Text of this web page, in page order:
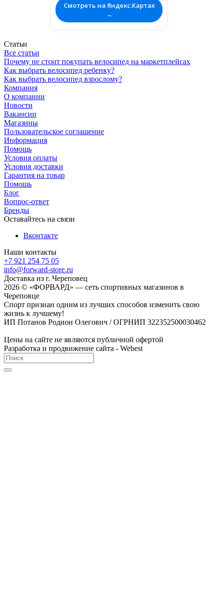
Смотреть на Яндекс.Картах
→
Статьи
Все статьи
Почему не стоит покупать велосипед на маркетплейсах
Как выбрать велосипед ребенку?
Как выбрать велосипед взрослому?
Компания
О компании
Новости
Вакансии
Магазины
Пользовательское соглашение
Информация
Помощь
Условия оплаты
Условия доставки
Гарантия на товар
Помощь
Блог
Вопрос-ответ
Бренды
Оставайтесь на связи
Вконтакте
Наши контакты
+7 921 254 75 05
info@forward-store.ru
Доставка из г. Череповец
2026 © «ФОРВАРД» — сеть спортивных магазинов в
Череповце
Спорт признан одним из лучших способов изменить свою
жизнь к лучшему!
ИП Потанов Родион Олегович / ОГРНИП 322352500030462
Цены на сайте не являются публичной офертой
Разработка и продвижение сайта - Webest